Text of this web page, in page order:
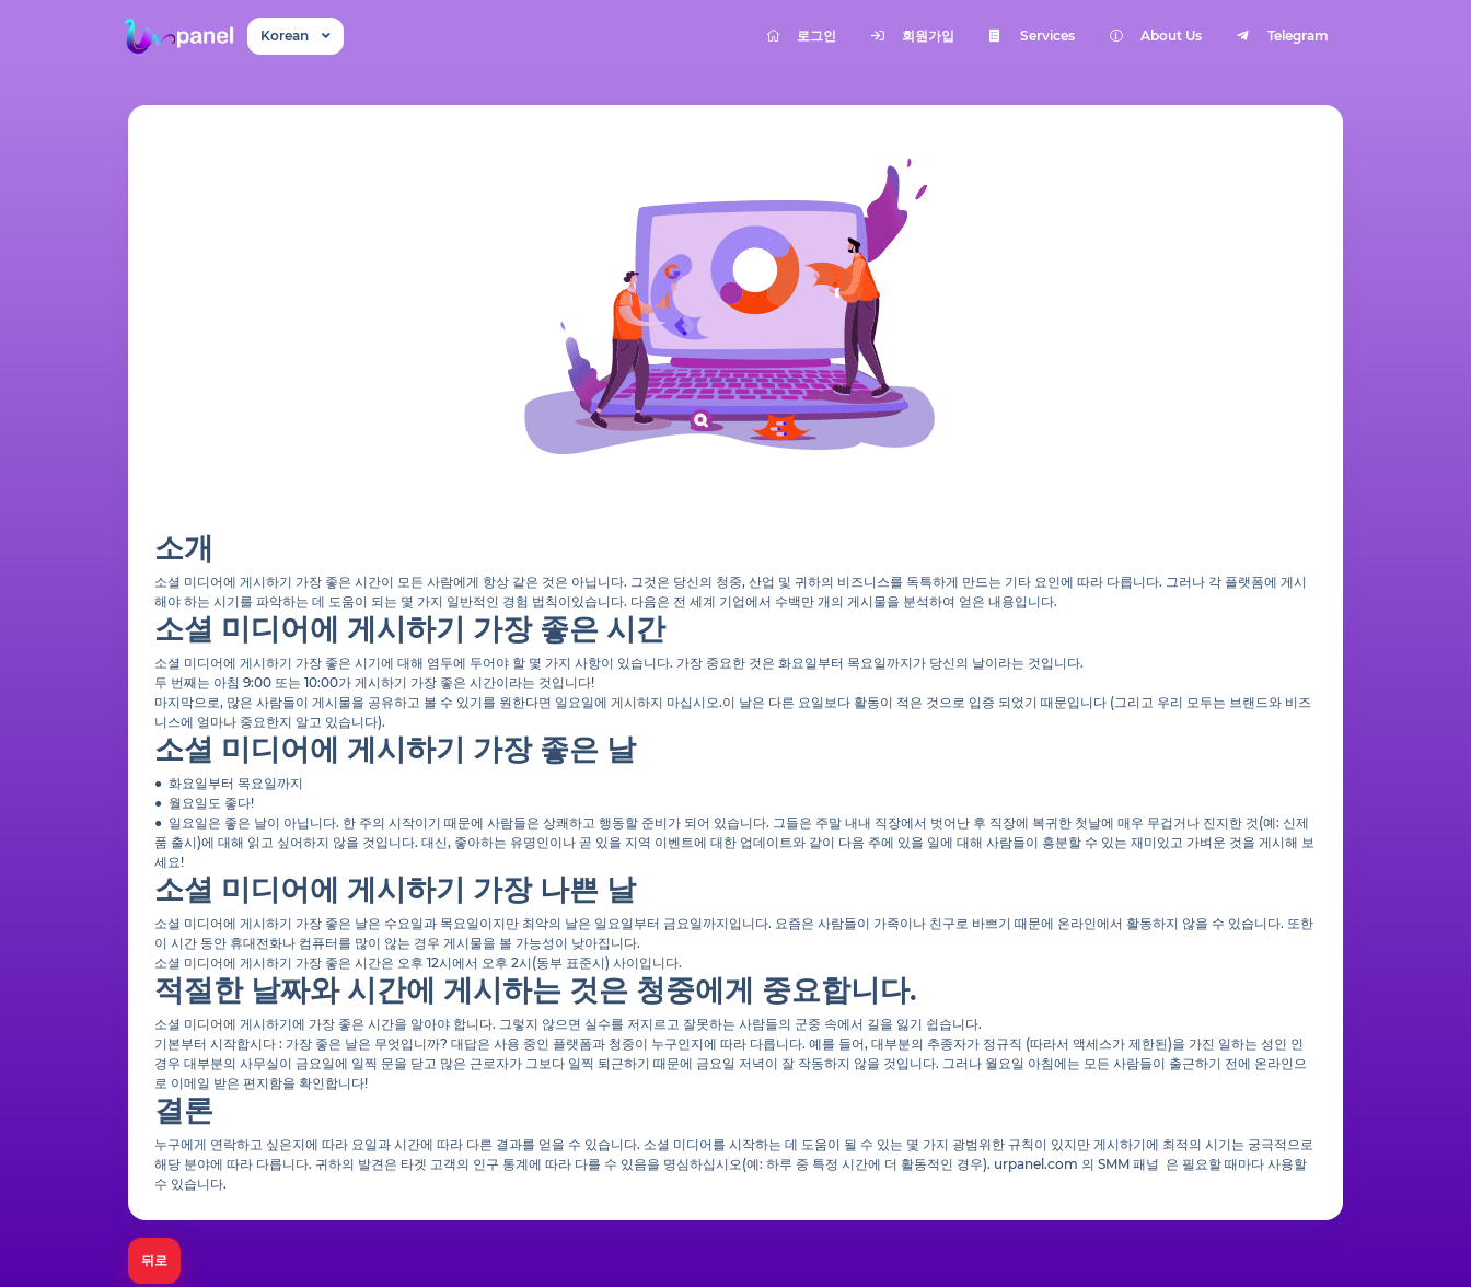
Korean 로그인 회원가입 Services About Us Telegram
소개
소셜 미디어에 게시하기 가장 좋은 시간이 모든 사람에게 항상 같은 것은 아닙니다. 그것은 당신의 청중, 산업 및 귀하의 비즈니스를 독특하게 만드는 기타 요인에 따라 다릅니다. 그러나 각 플랫폼에 게시
해야 하는 시기를 파악하는 데 도움이 되는 몇 가지 일반적인 경험 법칙이있습니다. 다음은 전 세계 기업에서 수백만 개의 게시물을 분석하여 얻은 내용입니다.
소셜 미디어에 게시하기 가장 좋은 시간
소셜 미디어에 게시하기 가장 좋은 시기에 대해 염두에 두어야 할 몇 가지 사항이 있습니다. 가장 중요한 것은 화요일부터 목요일까지가 당신의 날이라는 것입니다.
두 번째는 아침 9:00 또는 10:00가 게시하기 가장 좋은 시간이라는 것입니다!
마지막으로, 많은 사람들이 게시물을 공유하고 볼 수 있기를 원한다면 일요일에 게시하지 마십시오.이 날은 다른 요일보다 활동이 적은 것으로 입증 되었기 때문입니다 (그리고 우리 모두는 브랜드와 비즈
니스에 얼마나 중요한지 알고 있습니다).
소셜 미디어에 게시하기 가장 좋은 날
● 화요일부터 목요일까지
● 월요일도 좋다!
● 일요일은 좋은 날이 아닙니다. 한 주의 시작이기 때문에 사람들은 상쾌하고 행동할 준비가 되어 있습니다. 그들은 주말 내내 직장에서 벗어난 후 직장에 복귀한 첫날에 매우 무겁거나 진지한 것(예: 신제
품 출시)에 대해 읽고 싶어하지 않을 것입니다. 대신, 좋아하는 유명인이나 곧 있을 지역 이벤트에 대한 업데이트와 같이 다음 주에 있을 일에 대해 사람들이 흥분할 수 있는 재미있고 가벼운 것을 게시해 보
세요!
소셜 미디어에 게시하기 가장 나쁜 날
소셜 미디어에 게시하기 가장 좋은 날은 수요일과 목요일이지만 최악의 날은 일요일부터 금요일까지입니다. 요즘은 사람들이 가족이나 친구로 바쁘기 때문에 온라인에서 활동하지 않을 수 있습니다. 또한
이 시간 동안 휴대전화나 컴퓨터를 많이 않는 경우 게시물을 볼 가능성이 낮아집니다.
소셜 미디어에 게시하기 가장 좋은 시간은 오후 12시에서 오후 2시(동부 표준시) 사이입니다.
적절한 날짜와 시간에 게시하는 것은 청중에게 중요합니다.
소셜 미디어에 게시하기에 가장 좋은 시간을 알아야 합니다. 그렇지 않으면 실수를 저지르고 잘못하는 사람들의 군중 속에서 길을 잃기 쉽습니다.
기본부터 시작합시다 : 가장 좋은 날은 무엇입니까? 대답은 사용 중인 플랫폼과 청중이 누구인지에 따라 다릅니다. 예를 들어, 대부분의 추종자가 정규직 (따라서 액세스가 제한된)을 가진 일하는 성인 인
경우 대부분의 사무실이 금요일에 일찍 문을 닫고 많은 근로자가 그보다 일찍 퇴근하기 때문에 금요일 저녁이 잘 작동하지 않을 것입니다. 그러나 월요일 아침에는 모든 사람들이 출근하기 전에 온라인으
로 이메일 받은 편지함을 확인합니다!
결론
누구에게 연락하고 싶은지에 따라 요일과 시간에 따라 다른 결과를 얻을 수 있습니다. 소셜 미디어를 시작하는 데 도움이 될 수 있는 몇 가지 광범위한 규칙이 있지만 게시하기에 최적의 시기는 궁극적으로
해당 분야에 따라 다릅니다. 귀하의 발견은 타겟 고객의 인구 통계에 따라 다를 수 있음을 명심하십시오(예: 하루 중 특정 시간에 더 활동적인 경우). urpanel.com 의 SMM 패널 은 필요할 때마다 사용할
수 있습니다.
뒤로